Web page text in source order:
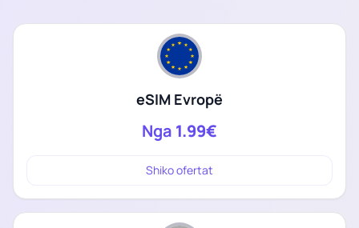
eSIM Evropë
Nga 1.99€
Shiko ofertat